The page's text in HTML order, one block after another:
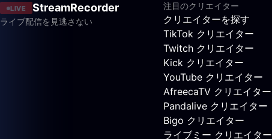
LIVE StreamRecorder
ライブ配信を見逃さない
注目のクリエイター
クリエイターを探す
TikTok クリエイター
Twitch クリエイター
Kick クリエイター
YouTube クリエイター
AfreecaTV クリエイター
Pandalive クリエイター
Bigo クリエイター
ライブミー クリエイター